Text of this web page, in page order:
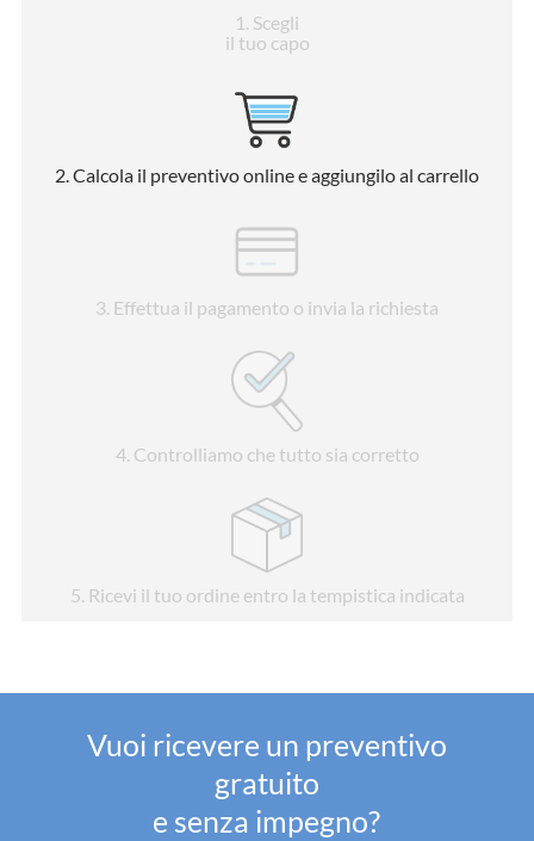
1 . Scegli
il tuo capo
2. Calcola il preventivo online e aggiungilo al carrello
3. Effettua il pagamento o invia la richiesta
4. Controlliamo che tutto sia corretto
5. Ricevi il tuo ordine entro la tempistica indicata
Vuoi ricevere un preventivo
gratuito
e senza impegno?